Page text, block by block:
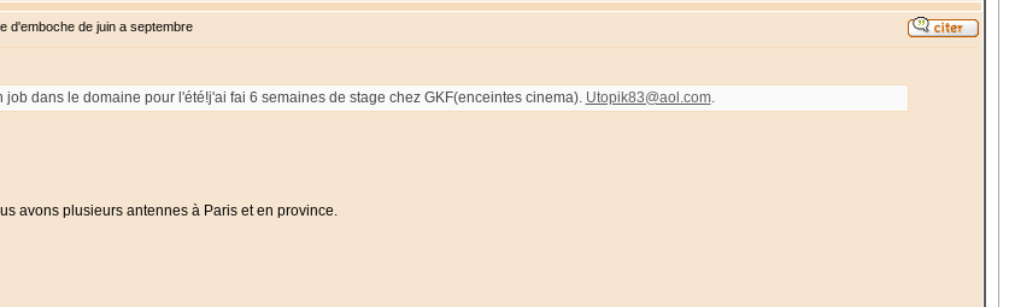
d'emboche de juin a septembre
dans le domaine pour l'été!j'ai fai 6 semaines de stage chez GKF(enceintes cinema). Utopik83@aol.com.
avons plusieurs antennes à Paris et en province.